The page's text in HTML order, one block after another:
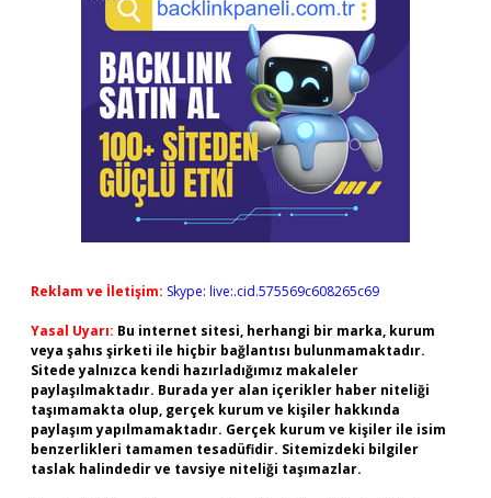
Reklam ve İletişim: Skype: live:.cid.575569c608265c69
Yasal Uyarı: Bu internet sitesi, herhangi bir marka, kurum
veya şahıs şirketi ile hiçbir bağlantısı bulunmamaktadır.
Sitede yalnızca kendi hazırladığımız makaleler
paylaşılmaktadır. Burada yer alan içerikler haber niteliği
taşımamakta olup, gerçek kurum ve kişiler hakkında
paylaşım yapılmamaktadır. Gerçek kurum ve kişiler ile isim
benzerlikleri tamamen tesadüfidir. Sitemizdeki bilgiler
taslak halindedir ve tavsiye niteliği taşımazlar.